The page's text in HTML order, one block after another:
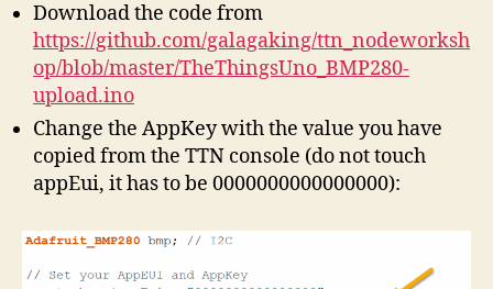
Download the code from
https://github.com/galagaking/ttn_nodeworksh
op/blob/master/TheThingsUno_BMP280-
upload.ino
Change the AppKey with the value you have
copied from the TTN console (do not touch
appEui, it has to be 0000000000000000):